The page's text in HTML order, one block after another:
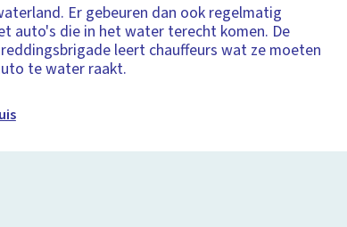
Er gebeuren dan ook regelmatig
auto's die in het water terecht komen. De
leert chauffeurs wat ze moeten
te water raakt.